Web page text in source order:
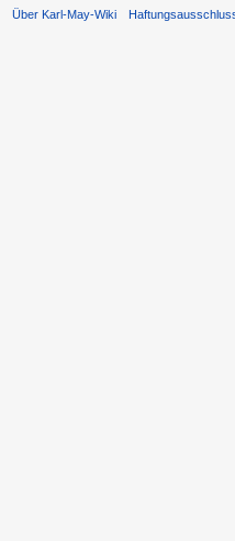
Über Karl-May-Wiki